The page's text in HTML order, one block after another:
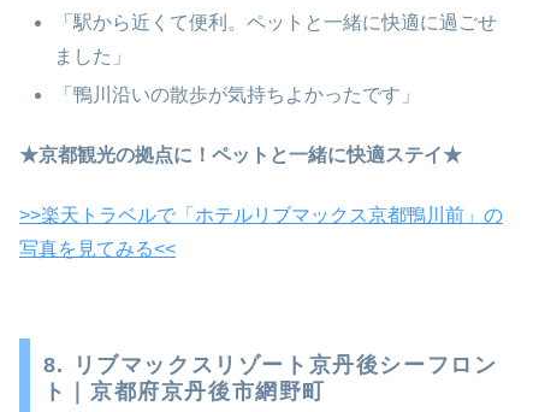
「駅から近くて便利。ペットと一緒に快適に過ごせ
ました」
「鴨川沿いの散歩が気持ちよかったです」
★京都観光の拠点に！ペットと一緒に快適ステイ★
>>楽天トラベルで「ホテルリブマックス京都鴨川前」の
写真を見てみる<<
8. リブマックスリゾート京丹後シーフロン
ト｜京都府京丹後市網野町